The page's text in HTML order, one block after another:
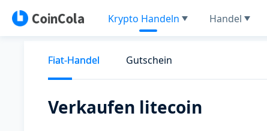
Krypto Handeln Handel
Fiat-Handel Gutschein
Verkaufen litecoin